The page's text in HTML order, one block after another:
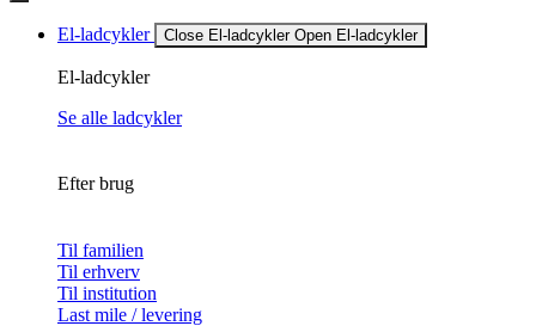
El-ladcykler Close El-ladcykler Open El-ladcykler
El-ladcykler
Se alle ladcykler
Efter brug
Til familien
Til erhverv
Til institution
Last mile / levering